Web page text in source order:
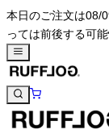
本日のご注文は08/
っては前後する可